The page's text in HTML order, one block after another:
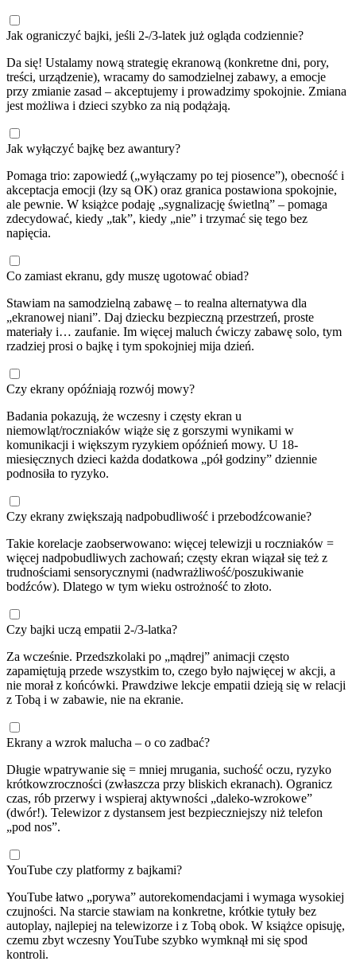
Jak ograniczyć bajki, jeśli 2-/3-latek już ogląda codziennie?
Da się! Ustalamy nową strategię ekranową (konkretne dni, pory,
treści, urządzenie), wracamy do samodzielnej zabawy, a emocje
przy zmianie zasad – akceptujemy i prowadzimy spokojnie. Zmiana
jest możliwa i dzieci szybko za nią podążają.
Jak wyłączyć bajkę bez awantury?
Pomaga trio: zapowiedź („wyłączamy po tej piosence”), obecność i
akceptacja emocji (łzy są OK) oraz granica postawiona spokojnie,
ale pewnie. W książce podaję „sygnalizację świetlną” – pomaga
zdecydować, kiedy „tak”, kiedy „nie” i trzymać się tego bez
napięcia.
Co zamiast ekranu, gdy muszę ugotować obiad?
Stawiam na samodzielną zabawę – to realna alternatywa dla
„ekranowej niani”. Daj dziecku bezpieczną przestrzeń, proste
materiały i… zaufanie. Im więcej maluch ćwiczy zabawę solo, tym
rzadziej prosi o bajkę i tym spokojniej mija dzień.
Czy ekrany opóźniają rozwój mowy?
Badania pokazują, że wczesny i częsty ekran u
niemowląt/roczniaków wiąże się z gorszymi wynikami w
komunikacji i większym ryzykiem opóźnień mowy. U 18-
miesięcznych dzieci każda dodatkowa „pół godziny” dziennie
podnosiła to ryzyko.
Czy ekrany zwiększają nadpobudliwość i przebodźcowanie?
Takie korelacje zaobserwowano: więcej telewizji u roczniaków =
więcej nadpobudliwych zachowań; częsty ekran wiązał się też z
trudnościami sensorycznymi (nadwrażliwość/poszukiwanie
bodźców). Dlatego w tym wieku ostrożność to złoto.
Czy bajki uczą empatii 2-/3-latka?
Za wcześnie. Przedszkolaki po „mądrej” animacji często
zapamiętują przede wszystkim to, czego było najwięcej w akcji, a
nie morał z końcówki. Prawdziwe lekcje empatii dzieją się w relacji
z Tobą i w zabawie, nie na ekranie.
Ekrany a wzrok malucha – o co zadbać?
Długie wpatrywanie się = mniej mrugania, suchość oczu, ryzyko
krótkowzroczności (zwłaszcza przy bliskich ekranach). Ogranicz
czas, rób przerwy i wspieraj aktywności „daleko-wzrokowe”
(dwór!). Telewizor z dystansem jest bezpieczniejszy niż telefon
„pod nos”.
YouTube czy platformy z bajkami?
YouTube łatwo „porywa” autorekomendacjami i wymaga wysokiej
czujności. Na starcie stawiam na konkretne, krótkie tytuły bez
autoplay, najlepiej na telewizorze i z Tobą obok. W książce opisuję,
czemu zbyt wczesny YouTube szybko wymknął mi się spod
kontroli.